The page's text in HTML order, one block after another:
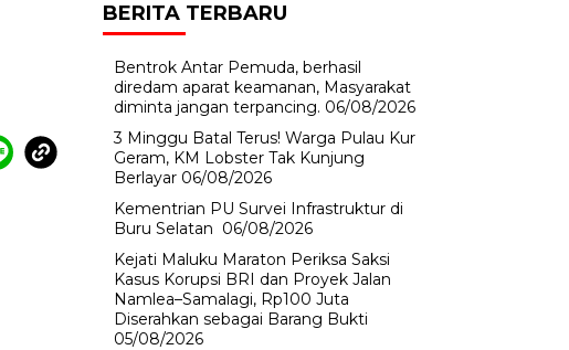
BERITA TERBARU
Bentrok Antar Pemuda, berhasil
diredam aparat keamanan, Masyarakat
diminta jangan terpancing. 06/08/2026
3 Minggu Batal Terus! Warga Pulau Kur
Geram, KM Lobster Tak Kunjung
Berlayar 06/08/2026
Kementrian PU Survei Infrastruktur di
Buru Selatan 06/08/2026
Kejati Maluku Maraton Periksa Saksi
Kasus Korupsi BRI dan Proyek Jalan
Namlea–Samalagi, Rp100 Juta
Diserahkan sebagai Barang Bukti
05/08/2026